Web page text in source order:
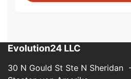
Evolution24 LLC
30 N Gould St Ste N Sheridan